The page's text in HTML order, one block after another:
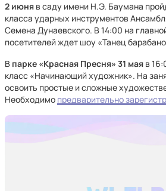
2 июня в саду имени Н.Э. Баумана
класса ударных инструментов
Семена Дунаевского. В 14:00 на
посетителей ждет шоу «Танец
В парке «Красная Пресня» 31 мая в
класс «Начинающий художник». На
освоить простые и сложные
Необходимо предварительно